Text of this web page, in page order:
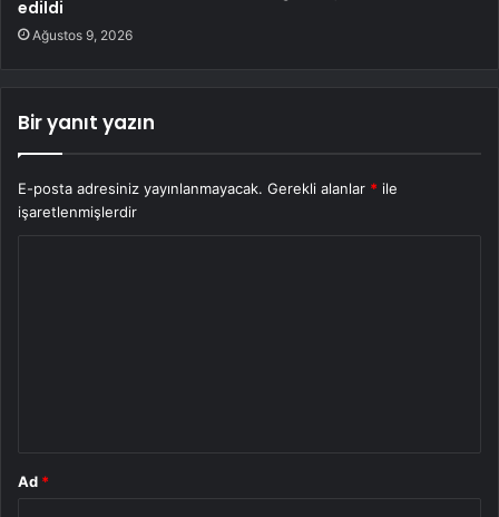
edildi
Ağustos 9, 2026
Bir yanıt yazın
E-posta adresiniz yayınlanmayacak. Gerekli alanlar * ile
işaretlenmişlerdir
Ad *